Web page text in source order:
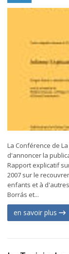
La Conférence de
d'annoncer la
Rapport explicatif
2007 sur le
enfants et à
Borrás et...
en savoir plus